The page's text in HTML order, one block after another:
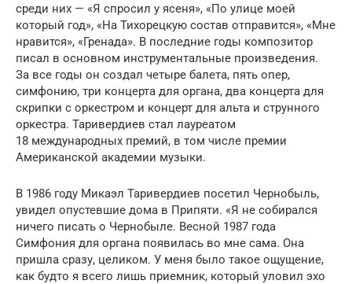
среди них — «Я спросил у ясеня», «По улице моей
который год», «На Тихорецкую состав отправится», «Мне
нравится», «Гренада». В последние годы композитор
писал в основном инструментальные произведения.
За все годы он создал четыре балета, пять опер,
симфонию, три концерта для органа, два концерта для
скрипки с оркестром и концерт для альта и струнного
оркестра. Таривердиев стал лауреатом
18 международных премий, в том числе премии
Американской академии музыки.
В 1986 году Микаэл Таривердиев посетил Чернобыль,
увидел опустевшие дома в Припяти. «Я не собирался
ничего писать о Чернобыле. Весной 1987 года
Симфония для органа появилась во мне сама. Она
пришла сразу, целиком. У меня было такое ощущение,
как будто я всего лишь приемник, который уловил эхо